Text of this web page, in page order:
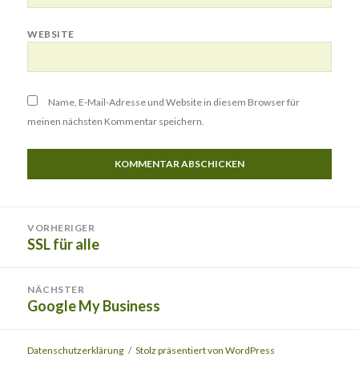
WEBSITE
Name, E-Mail-Adresse und Website in diesem Browser für
meinen nächsten Kommentar speichern.
VORHERIGER
Vorheriger
SSL für alle
NÄCHSTER
Nächster
Google My Business
Datenschutzerklärung Stolz präsentiert von WordPress